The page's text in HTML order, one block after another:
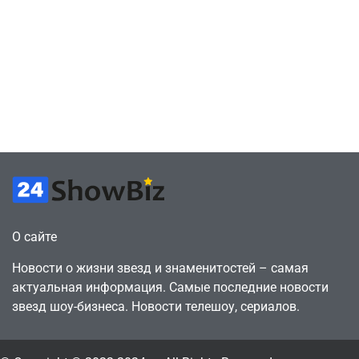
О сайте
Новости о жизни звезд и знаменитостей – самая
актуальная информация. Самые последние новости
звезд шоу-бизнеса. Новости телешоу, сериалов.